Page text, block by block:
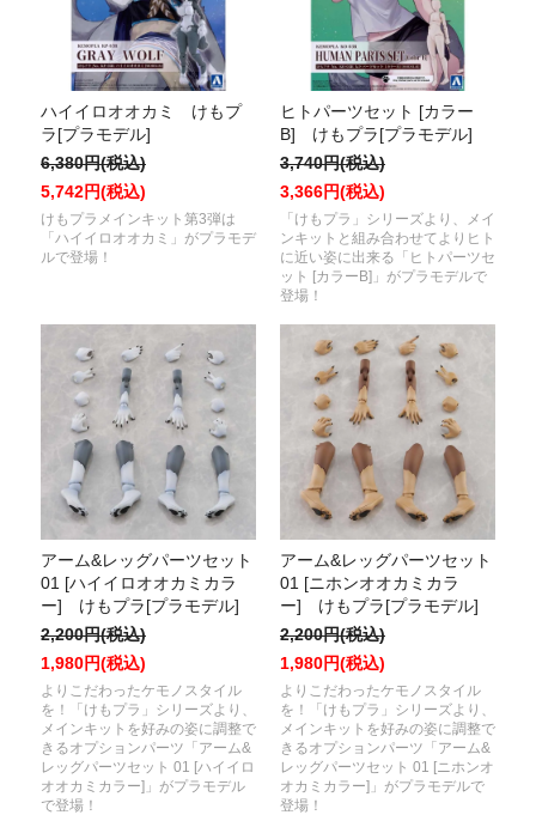
ハイイロオオカミ けもプ
ラ[プラモデル]
6,380円(税込)
5,742円(税込)
けもプラメインキット第3弾は
「ハイイロオオカミ」がプラモデ
ルで登場！
ヒトパーツセット [カラー
B] けもプラ[プラモデル]
3,740円(税込)
3,366円(税込)
「けもプラ」シリーズより、メイ
ンキットと組み合わせてよりヒト
に近い姿に出来る「ヒトパーツセ
ット [カラーB]」がプラモデルで
登場！
アーム&レッグパーツセット
01 [ハイイロオオカミカラ
ー] けもプラ[プラモデル]
2,200円(税込)
1,980円(税込)
よりこだわったケモノスタイル
を！「けもプラ」シリーズより、
メインキットを好みの姿に調整で
きるオプションパーツ「アーム&
レッグパーツセット 01 [ハイイロ
オオカミカラー]」がプラモデル
で登場！
アーム&レッグパーツセット
01 [ニホンオオカミカラ
ー] けもプラ[プラモデル]
2,200円(税込)
1,980円(税込)
よりこだわったケモノスタイル
を！「けもプラ」シリーズより、
メインキットを好みの姿に調整で
きるオプションパーツ「アーム&
レッグパーツセット 01 [ニホンオ
オカミカラー]」がプラモデルで
登場！